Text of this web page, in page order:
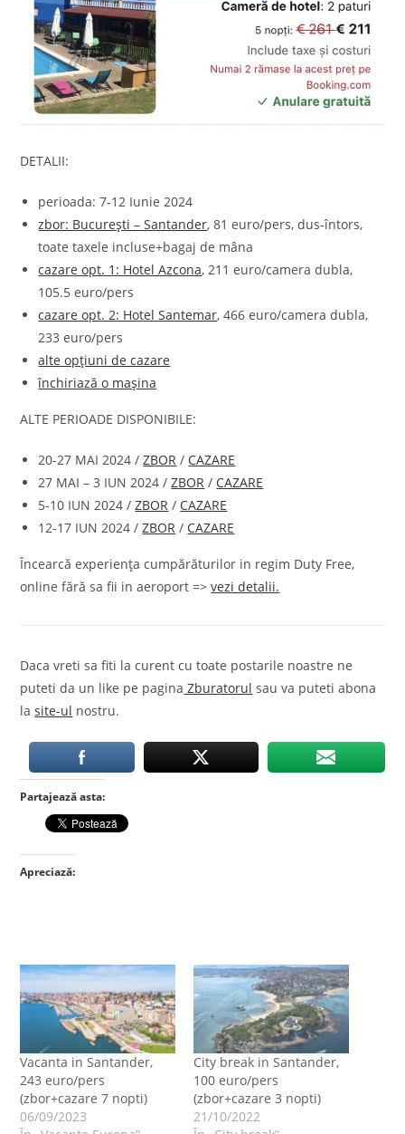
DETALII:
perioada: 7-12 Iunie 2024
zbor: București – Santander, 81 euro/pers, dus-întors,
toate taxele incluse+bagaj de mâna
cazare opt. 1: Hotel Azcona, 211 euro/camera dubla,
105.5 euro/pers
cazare opt. 2: Hotel Santemar, 466 euro/camera dubla,
233 euro/pers
alte opțiuni de cazare
închiriază o mașina
ALTE PERIOADE DISPONIBILE:
20-27 MAI 2024 /ZBOR / CAZARE
27 MAI – 3 IUN 2024 /ZBOR / CAZARE
5-10 IUN 2024 /ZBOR / CAZARE
12-17 IUN 2024 /ZBOR / CAZARE
Încearcă experiența cumpărăturilor in regim Duty Free,
online fără sa fii in aeroport =>vezi detalii.
Daca vreti sa fiti la curent cu toate postarile noastre ne
puteti da un like pe pagina Zburatorul sau va puteti abona
lasite-ul nostru.
Partajează asta:
Apreciază:
Vacanta in Santander,
243 euro/pers
(zbor+cazare 7 nopti)
06/09/2023
City break in Santander,
100 euro/pers
(zbor+cazare 3 nopti)
21/10/2022